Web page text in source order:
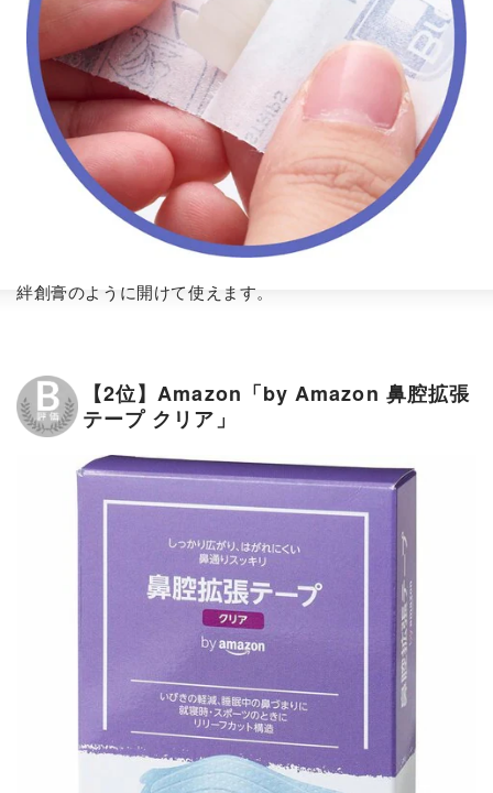
絆創膏のように開けて使えます。
【2位】Amazon「by Amazon 鼻腔拡張
テープ クリア」